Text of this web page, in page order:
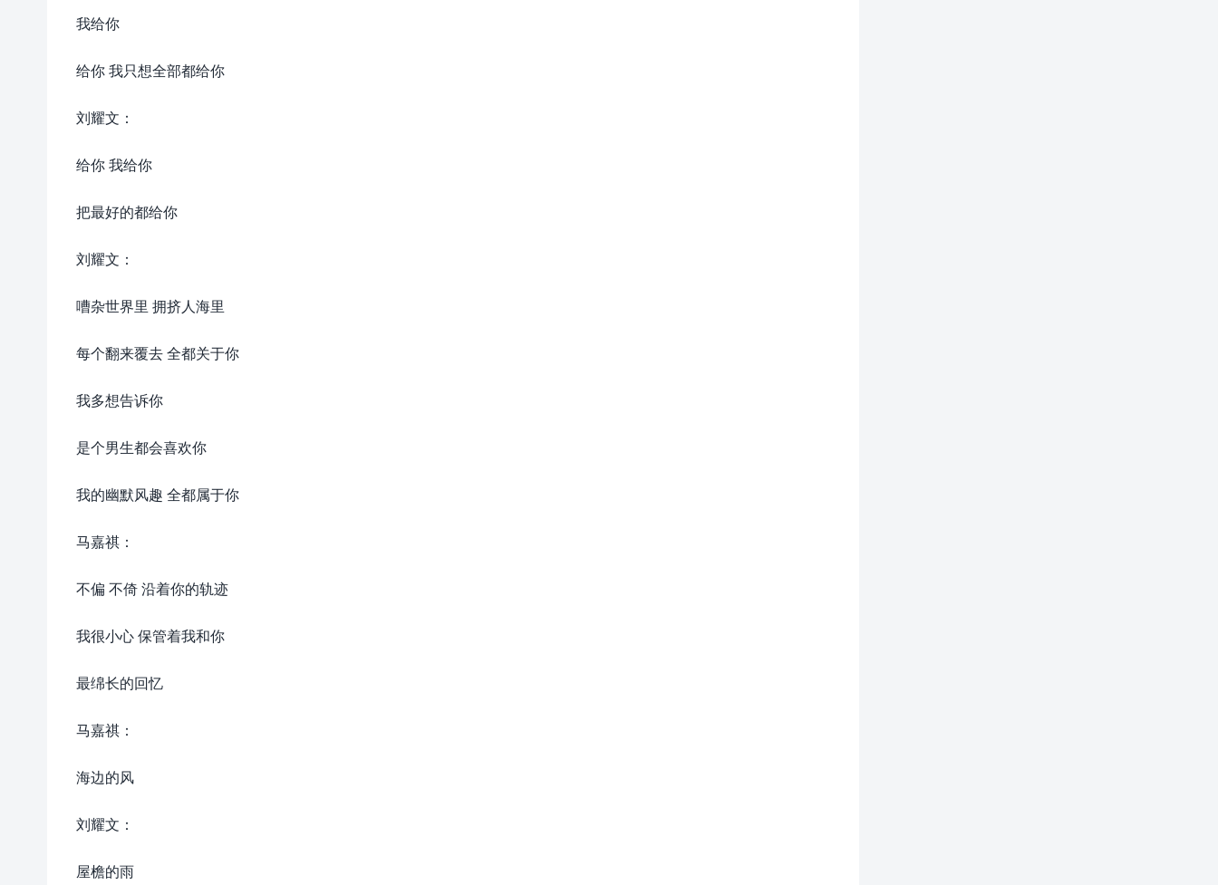
我给你
给你 我只想全部都给你
刘耀文：
给你 我给你
把最好的都给你
刘耀文：
嘈杂世界里 拥挤人海里
每个翻来覆去 全都关于你
我多想告诉你
是个男生都会喜欢你
我的幽默风趣 全都属于你
马嘉祺：
不偏 不倚 沿着你的轨迹
我很小心 保管着我和你
最绵长的回忆
马嘉祺：
海边的风
刘耀文：
屋檐的雨